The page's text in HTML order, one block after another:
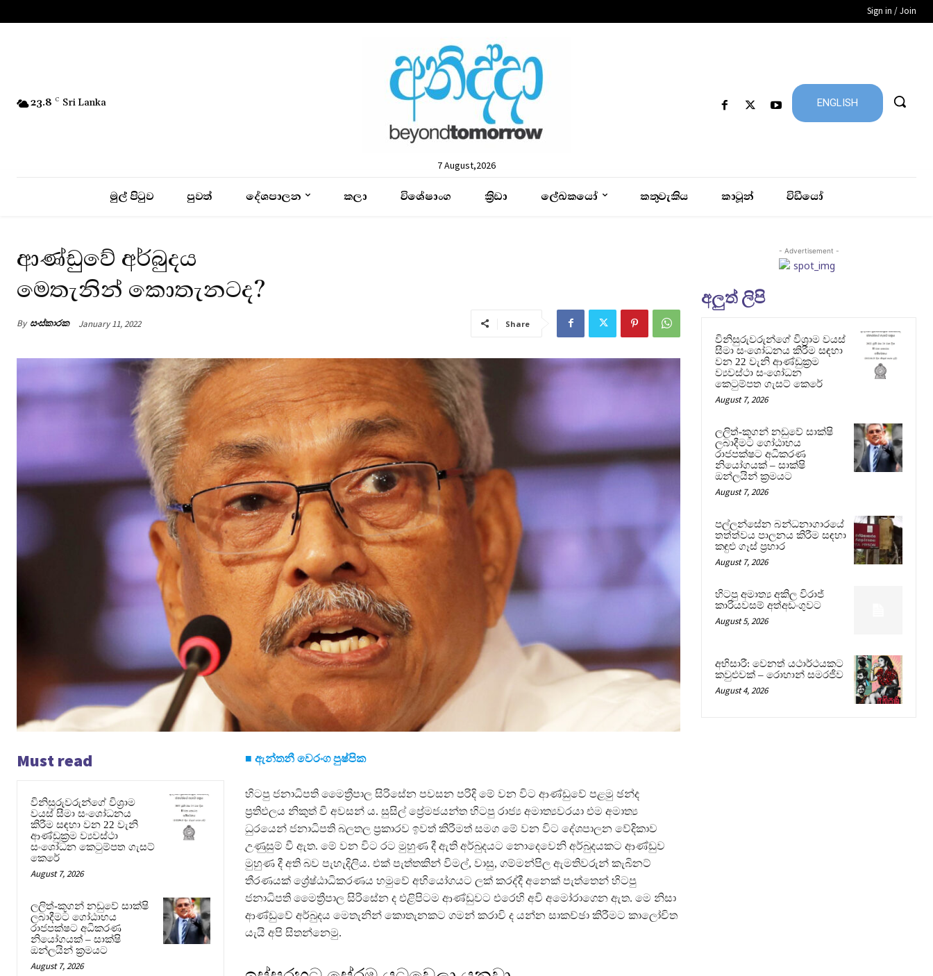
Sign in / Join
23.8 C Sri Lanka
7 August,2026
ENGLISH
මුල් පිටුව පුවත් දේශපාලන කලා විශේෂාංග ක්‍රිඩා ලේඛකයෝ කතුවැකිය කාටූන් විඩීයෝ
ආණ්ඩුවේ අර්බුදය
මෙතැනින් කොතැනටද?
By සංස්කාරක January 11, 2022 Share
Must read
විනිසුරුවරුන්ගේ විශ්‍රාම
වයස් සීමා සංශෝධනය
කිරීම සඳහා වන 22 වැනි
ආණ්ඩුක්‍රම ව්‍යවස්ථා
සංශෝධන කෙටුම්පත ගැසට්
කෙරේ
August 7, 2026
ලලිත්-කූගන් නඩුවේ සාක්ෂි
ලබාදීමට ගෝඨාභය
රාජපක්ෂට අධිකරණ
නියෝගයක් – සාක්ෂි
ඔන්ලයින් ක්‍රමයට
August 7, 2026
■ ඇන්තනී වෙරංග පුෂ්පික
හිටපු ජනාධිපති මෛත්‍රීපාල සිරිසේන පවසන පරිදි මේ වන විට ආණ්ඩුවේ පළමු ඡන්ද
ප්‍රතිඵලය නිකුත් වී අවසන් ය. සුසිල් ප්‍රේමජයන්ත හිටපු රාජ්‍ය අමාත්‍යවරයා එම අමාත්‍ය
ධුරයෙන් ජනාධිපති බලතල ප්‍රකාරව ඉවත් කිරීමත් සමග මේ වන විට දේශපාලන වේදිකාව
උණුසුම් වී ඇත. මේ වන විට රට මුහුණ දී ඇති අර්බුදයට නොදෙවෙනි අර්බුදයකට ආණ්ඩුව
මුහුණ දී අති බව පැහැදිලිය. එක් පැත්තකින් විමල්, වාසු, ගම්මන්පිල ඇමතිවරුන් කැබිනට්
තීරණයක් ශ්‍රේෂ්ඨාධිකරණය හමුවේ අභියෝගයට ලක් කරද්දී අනෙක් පැත්තෙන් හිටපු
ජනාධිපති මෛත්‍රීපාල සිරිසේන ද එළිපිටම ආණ්ඩුවට එරෙහි අවි අමෝරාගෙන ඇත. මෙ නිසා
ආණ්ඩුවේ අර්බුදය මෙතැනින් කොතැනකට ගමන් කරාවි ද යන්න සාකච්ඡා කිරීමට කාලෝචිත
යැයි අපි සිතන්නෙමු.
- Advertisement -
අලුත් ලිපි
විනිසුරුවරුන්ගේ විශ්‍රාම වයස්
සීමා සංශෝධනය කිරීම සඳහා
වන 22 වැනි ආණ්ඩුක්‍රම
ව්‍යවස්ථා සංශෝධන
කෙටුම්පත ගැසට් කෙරේ
August 7, 2026
ලලිත්-කූගන් නඩුවේ සාක්ෂි
ලබාදීමට ගෝඨාභය
රාජපක්ෂට අධිකරණ
නියෝගයක් – සාක්ෂි
ඔන්ලයින් ක්‍රමයට
August 7, 2026
පල්ලන්සේන බන්ධනාගාරයේ
තත්ත්වය පාලනය කිරීම සඳහා
කඳුළු ගෑස් ප්‍රහාර
August 7, 2026
හිටපු අමාත්‍ය අකිල විරාජ්
කාරියවසම් අත්අඩංගුවට
August 5, 2026
අභිසාරී: වෙනත් යථාර්ථයකට
කවුළුවක් – රොහාන් සමරජීව
August 4, 2026